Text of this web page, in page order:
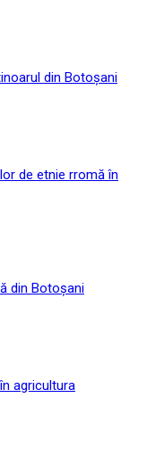
din Botoșani
de etnie rromă în
din Botoșani
agricultura